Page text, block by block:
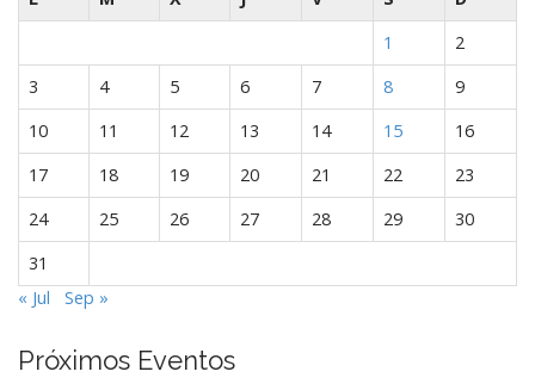
n
a
d
a
s
1
2
3
4 5 6 7 8
9
10
11 12 13 14 15
16
17
18 19 20 21 22
23
24
25 26 27 28 29
30
31
« Jul
Sep »
Próximos Eventos